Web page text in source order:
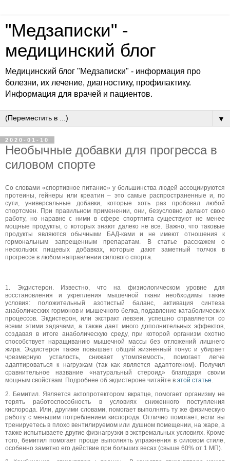
"Медзаписки" -
медицинский блог
Медицинский блог "Медзаписки" - информация про
болезни, их лечение, диагностику, профилактику.
Информация для врачей и пациентов.
▼
2020-01-10
Необычные добавки для прогресса в
силовом спорте
Со словами «спортивное питание» у большинства людей ассоциируются
протеины, гейнеры или креатин – это самые распространенные и, по
сути, универсальные добавки, которые хоть раз пробовал любой
спортсмен. При правильном применении, они, безусловно делают свою
работу, но наравне с ними в сфере спортпита существуют не менее
мощные продукты, о которых знают далеко не все. Важно, что таковые
продукты являются обычными БАД-ками и не имеют отношения к
гормональным запрещенным препаратам. В статье расскажем о
нескольких пищевых добавках, которые дают заметный толчок в
прогрессе в любом направлении силового спорта.
1. Экдистерон . Известно, что на физиологическом уровне для
восстановления и укрепления мышечной ткани необходимы такие
условия: положительный азотистый баланс, активация синтеза
анаболических гормонов и мышечного белка, подавление катаболических
процессов. Экдистерон, или экстракт левзеи, успешно справляется со
всеми этими задачами, а также дает много дополнительных эффектов,
создавая в итоге анаболическую среду, при которой организм охотно
способствует наращиванию мышечной массы без отложений лишнего
жира. Экдистерон также повышает общий жизненный тонус и убирает
чрезмерную усталость, снижает утомляемость, помогает легче
адаптироваться к нагрузкам (так как является адаптогеном). Получил
сравнительное название «натуральный стероид» благодаря своим
мощным свойствам. Подробнее об экдистероне читайте в этой статье
2. Бемитил. Является актопротектором: вкратце, помогает организму не
терять работоспособность в условиях сниженного поступления
кислорода. Или, другими словами, помогает выполнять ту же физическую
работу с меньшим потреблением кислорода. Отлично помогает, если вы
тренируетесь в плохо вентилируемом или душном помещении, на жаре, а
также испытываете другие физнагрузки в экстремальных условиях. Кроме
того, бемитил помогает проще выполнять упражнения в силовом стиле,
особенно заметно его действие при больших весах (свыше 60% от 1 МП).